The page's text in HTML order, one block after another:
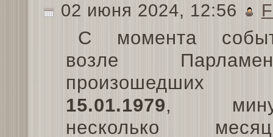
02 июня 2024, 12:56
С момента
возле
произошедших
15.01.1979,
несколько